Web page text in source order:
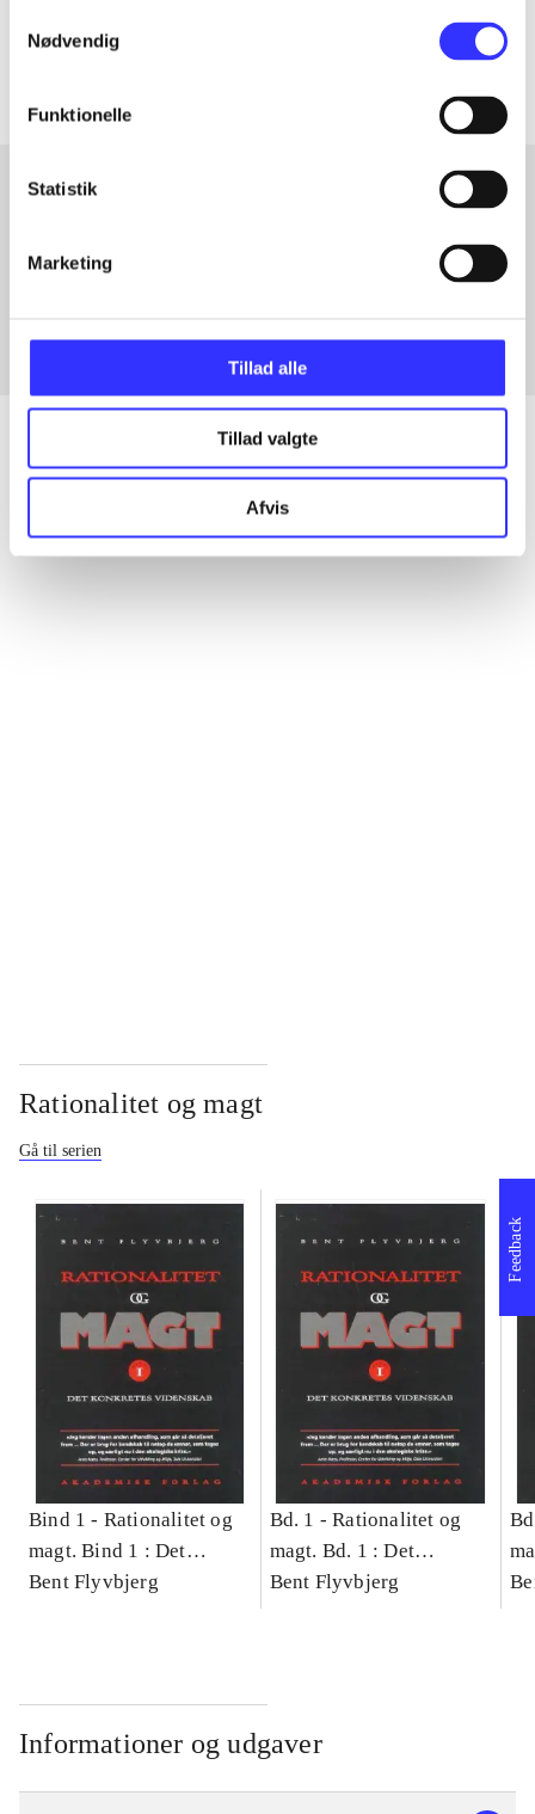
Nødvendig
Funktionelle
Statistik
Marketing
Tillad alle
Tillad valgte
Afvis
Artiklerne i
Fra
Alle registrerede artikler fordelt på udgivelser
Rationalitet og magt
Gå til serien
Bind 1 - Rationalitet og
magt. Bind 1 : Det
konkretes videnskab
Bent Flyvbjerg
Bd. 1 -Rationalitet og
magt. Bd. 1 : Det
konkretes videnskab
Bent Flyvbjerg
Informationer og udgaver
Feedback